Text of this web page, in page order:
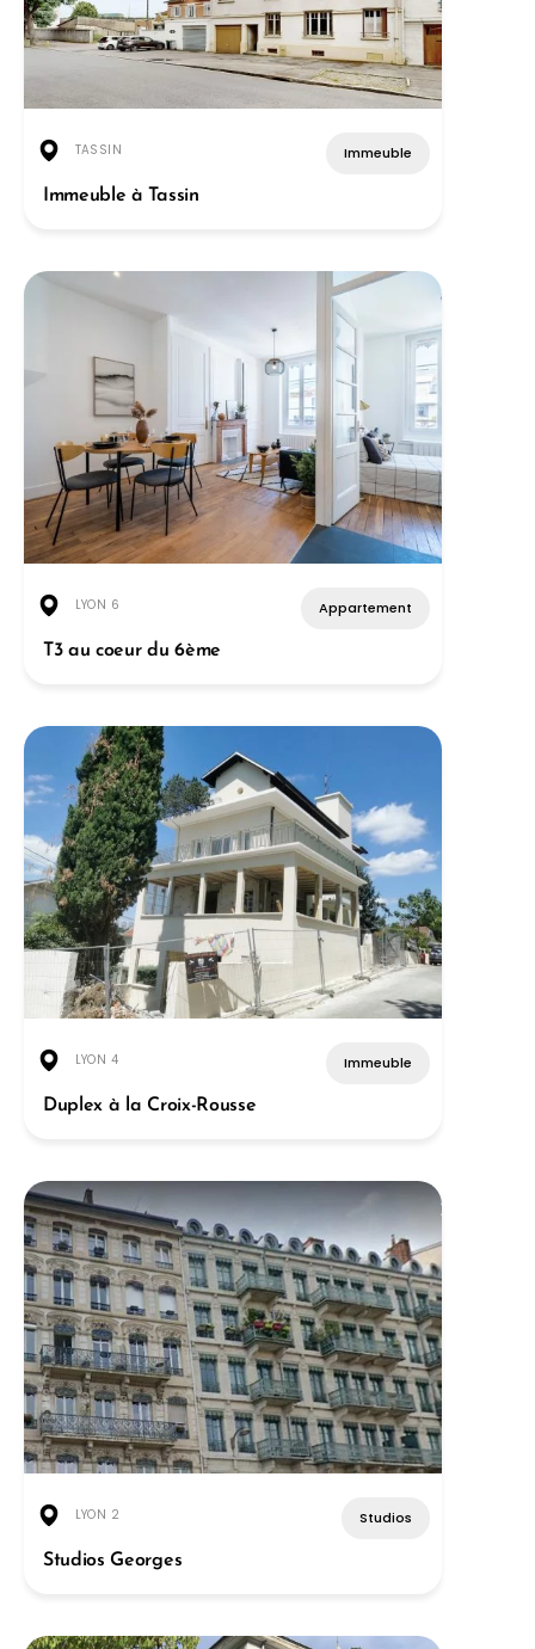
TASSIN Immeuble
Immeuble à Tassin
LYON 6 Appartement
T3 au coeur du 6ème
LYON 4 Immeuble
Duplex à la Croix-Rousse
LYON 2 Studios
Studios Georges